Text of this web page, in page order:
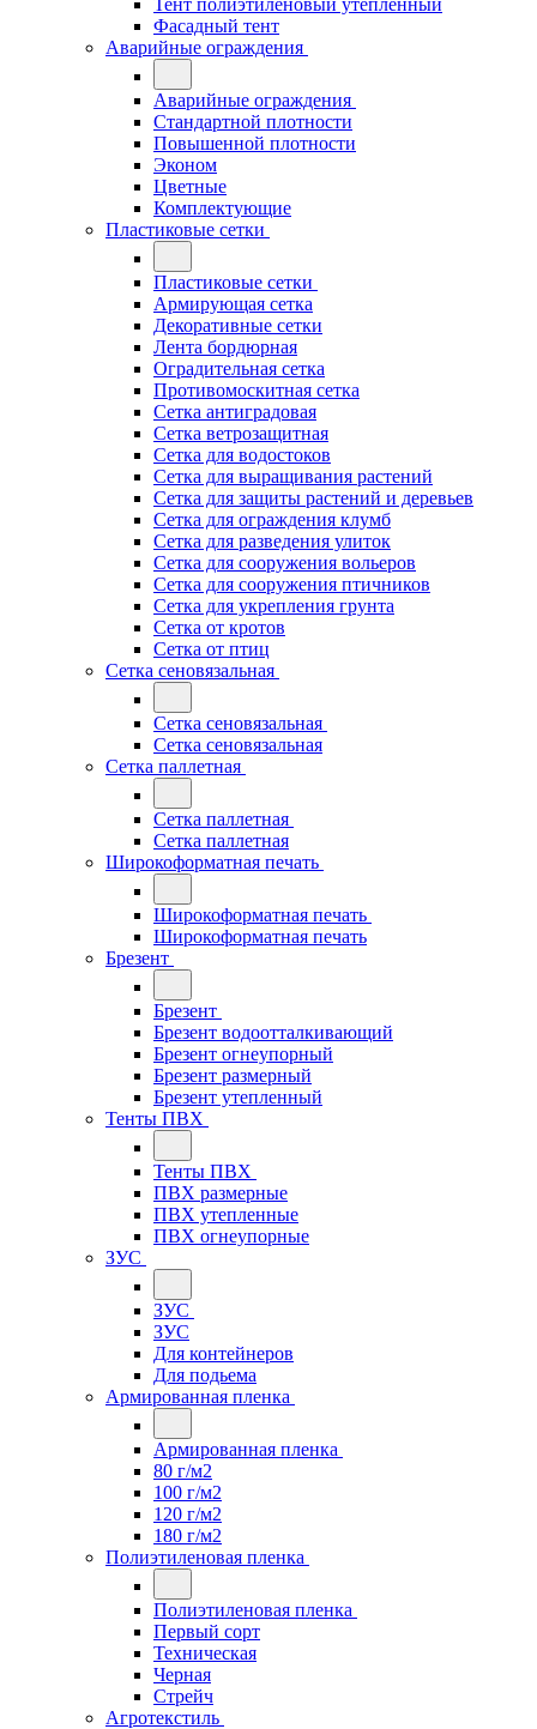
Тент полиэтиленовый утепленный
Фасадный тент
Аварийные ограждения
Аварийные ограждения
Стандартной плотности
Повышенной плотности
Эконом
Цветные
Комплектующие
Пластиковые сетки
Пластиковые сетки
Армирующая сетка
Декоративные сетки
Лента бордюрная
Оградительная сетка
Противомоскитная сетка
Сетка антиградовая
Сетка ветрозащитная
Сетка для водостоков
Сетка для выращивания растений
Сетка для защиты растений и деревьев
Сетка для ограждения клумб
Сетка для разведения улиток
Сетка для сооружения вольеров
Сетка для сооружения птичников
Сетка для укрепления грунта
Сетка от кротов
Сетка от птиц
Сетка сеновязальная
Сетка сеновязальная
Сетка сеновязальная
Сетка паллетная
Сетка паллетная
Сетка паллетная
Широкоформатная печать
Широкоформатная печать
Широкоформатная печать
Брезент
Брезент
Брезент водоотталкивающий
Брезент огнеупорный
Брезент размерный
Брезент утепленный
Тенты ПВХ
Тенты ПВХ
ПВХ размерные
ПВХ утепленные
ПВХ огнеупорные
ЗУС
ЗУС
ЗУС
Для контейнеров
Для подьема
Армированная пленка
Армированная пленка
80 г/м2
100 г/м2
120 г/м2
180 г/м2
Полиэтиленовая пленка
Полиэтиленовая пленка
Первый сорт
Техническая
Черная
Стрейч
Агротекстиль